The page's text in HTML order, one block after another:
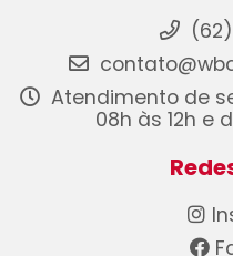
Atendimento de
08h às 12h e